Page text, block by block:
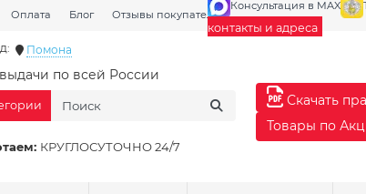
Оплата Блог Отзывы покупателей Галерея
Консультация в MAX
контакты и адреса
Помона
по всей России
КРУГЛОСУТОЧНО 24/7
Скачать
Товары по